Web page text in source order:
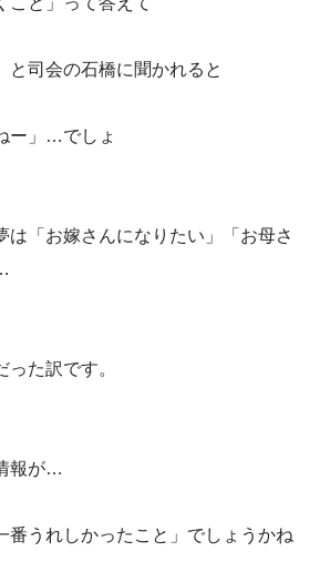
と司会の石橋に聞かれると
ー」…でしょ
は「お嫁さんになりたい」「お母さ
った訳です。
報が…
番うれしかったこと」でしょうかね